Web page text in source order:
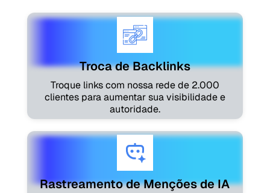
Troca de Backlinks
Troque links com nossa rede de 2.000
clientes para aumentar sua visibilidade e
autoridade.
Rastreamento de Menções de IA